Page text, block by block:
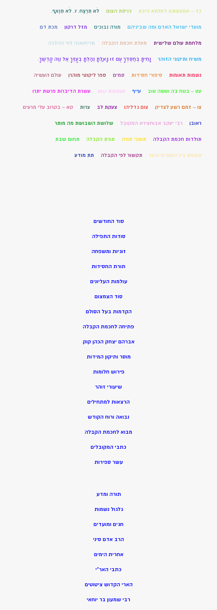
כד – אמצעותא דעלמא היכא כניסת הצום לֹא תִרְצַח. 7. לֹא תִנְאָף.
מועדי ישראל האדם ומה שביניהם מורה נבוכים מזל דרקון מכת דם
מלחמת עולם שלישית מעלת חכמת הקבלה מריחואנה לפי ההלכה
משיח ותיקוני הזוהר נָחִיתָ בְחַסְדְּךָ עַם זוּ גָּאָלְתָּ נֵהַלְתָּ בְעָזְּךָ אֶל נְוֵה קָדְשֶׁךָ.
נשמות תאומות סיפורי חסידות סמים ספר ליקוטי מוהרן עולם העשיה
עט – בטח בה ועשה טוב עייף עצמאות 2017 עשרת הדיברות פרשת יתרו
צו – זמם רשע לצדיק צום גדליהו צעקת לב צרות קא – בקרוב עלי מרעים
ראובן רבי יעקב אבוחצירא המקובל שלושת השבועות מה מותר
תולדות חכמת הקבלה תומכי תורה תורת הקבלה תחום שבת
תקופת בין המצרים 2019 תקשור לפי הקבלה תת מודע
סוד החודשים
סודות התפילה
זוגיות ומשפחה
תורת החסידות
עולמות העליונים
סוד הצמצום
הקדמות בעל הסולם
פתיחה לחכמת הקבלה
אברהם יצחק הכהן קוק
מוסר ותיקון המידות
פירוש חלומות
שיעורי זוהר
הרצאות למתחילים
נבואה ורוח הקודש
מבוא לחכמת הקבלה
כתבי המקובלים
עשר ספירות
תורה ומדע
גלגול נשמות
חגים ומועדים
הרב אדם סיני
אחרית הימים
כתבי האר”י
הארי הקדוש ציטוטים
רבי שמעון בר יוחאי